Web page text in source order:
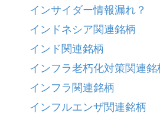
インサイダー情報漏れ？
インドネシア関連銘柄
インド関連銘柄
インフラ老朽化対策関連銘
インフラ関連銘柄
インフルエンザ関連銘柄